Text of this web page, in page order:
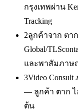
กรุงเทพผ่าน
Tracking
2ลูกค้าจาก ตา
Global/
และพาสัมภาษ
3Video
— ลูกค้า ตาก ไ
ต้น